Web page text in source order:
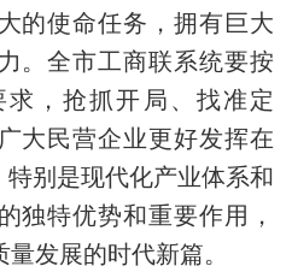
的使命任务，拥有巨大
。全市工商联系统要按
，抢抓开局、找准定
大民营企业更好发挥在
特别是现代化产业体系和
独特优势和重要作用，
发展的时代新篇。